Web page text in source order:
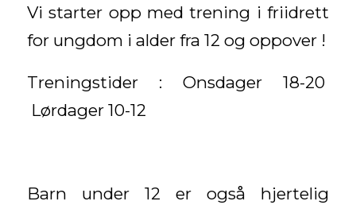
Vi starter opp med trening i friidrett
for ungdom i alder fra 12 og oppover !
Treningstider : Onsdager 18-20
Lørdager 10-12
Barn under 12 er også hjertelig